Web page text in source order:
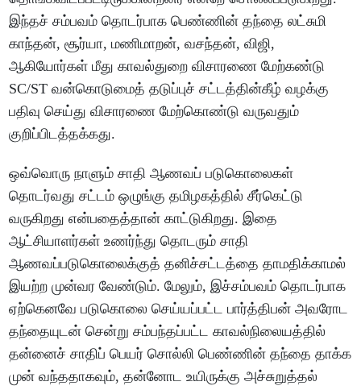
இந்தச் சம்பவம் தொடர்பாக பெண்ணின் தந்தை லட்சுமி
காந்தன், சூர்யா, மணிமாறன், வசந்தன், விஜி,
ஆகியோர்கள் மீது காவல்துறை விசாரணை மேற்கண்டு
SC/ST வன்கொடுமைத் தடுப்புச் சட்டத்தின்கீழ் வழக்கு
பதிவு செய்து விசாரணை மேற்கொண்டு வருவதும்
குறிப்பிடத்தக்கது.
ஒவ்வொரு நாளும் சாதி ஆணவப் படுகொலைகள்
தொடர்வது சட்டம் ஒழுங்கு தமிழகத்தில் சீர்கெட்டு
வருகிறது என்பதைத்தான் காட்டுகிறது. இதை
ஆட்சியாளர்கள் உணர்ந்து தொடரும் சாதி
ஆணவப்படுகொலைக்குத் தனிச்சட்டத்தை தாமதிக்காமல்
இயற்ற முன்வர வேண்டும். மேலும், இச்சம்பவம் தொடர்பாக
ஏற்கெனவே படுகொலை செய்யப்பட்ட பார்த்திபன் அவரோட
தந்தையுடன் சென்று சம்பந்தப்பட்ட காவல்நிலையத்தில்
தன்னைச் சாதிப் பெயர் சொல்லி பெண்ணின் தந்தை தாக்க
முன் வந்ததாகவும், தன்னோட உயிருக்கு அச்சுறுத்தல்